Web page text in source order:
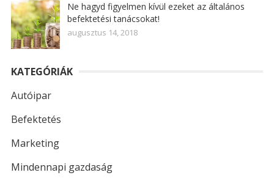
Ne hagyd figyelmen kívül ezeket az általános
befektetési tanácsokat!
augusztus 14, 2018
KATEGÓRIÁK
Autóipar
Befektetés
Marketing
Mindennapi gazdaság